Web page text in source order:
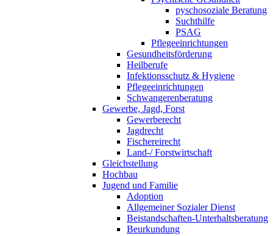
pyschosoziale Beratung
Suchthilfe
PSAG
Pflegeeinrichtungen
Gesundheitsförderung
Heilberufe
Infektionsschutz & Hygiene
Pflegeeinrichtungen
Schwangerenberatung
Gewerbe, Jagd, Forst
Gewerberecht
Jagdrecht
Fischereirecht
Land-/ Forstwirtschaft
Gleichstellung
Hochbau
Jugend und Familie
Adoption
Allgemeiner Sozialer Dienst
Beistandschaften-Unterhaltsberatung
Beurkundung